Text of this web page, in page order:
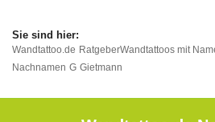
Wandtattoo.de RatgeberWandtattoos mit
Nachnamen G Gietmann